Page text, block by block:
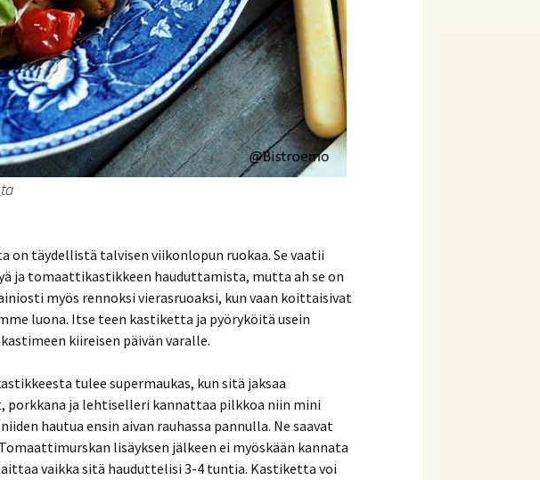
on täydellistä talvisen viikonlopun ruokaa. Se vaatii
ja tomaattikastikkeen hauduttamista, mutta ah se on
myös rennoksi vierasruoaksi, kun vaan koittaisivat
luona. Itse teen kastiketta ja pyöryköitä usein
kiireisen päivän varalle.
tulee supermaukas, kun sitä jaksaa
porkkana ja lehtiselleri kannattaa pilkkoa niin mini
hautua ensin aivan rauhassa pannulla. Ne saavat
lisäyksen jälkeen ei myöskään kannata
vaikka sitä hauduttelisi 3-4 tuntia. Kastiketta voi